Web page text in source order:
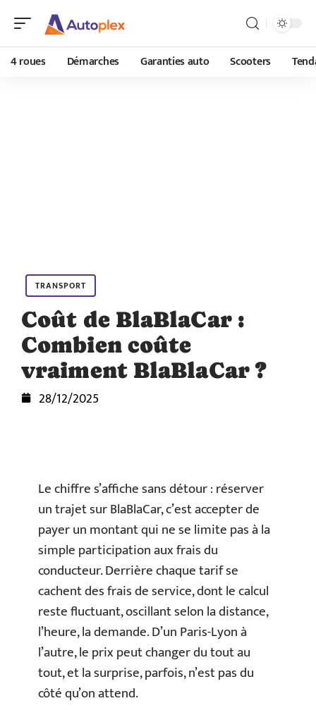
4 roues Démarches Garanties auto Scooters
TRANSPORT
Coût de BlaBlaCar :
Combien coûte
vraiment BlaBlaCar ?
28/12/2025
Le chiffre s’affiche sans détour : réserver
un trajet sur BlaBlaCar, c’est accepter de
payer un montant qui ne se limite pas à la
simple participation aux frais du
conducteur. Derrière chaque tarif se
cachent des frais de service, dont le calcul
reste fluctuant, oscillant selon la distance,
l’heure, la demande. D’un Paris-Lyon à
l’autre, le prix peut changer du tout au
tout, et la surprise, parfois, n’est pas du
côté qu’on attend.